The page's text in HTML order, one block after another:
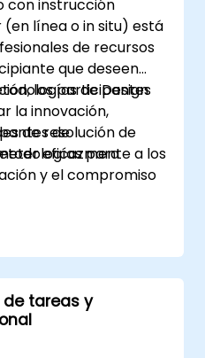
con instrucción
línea o in situ) está
de recursos
que deseen
de Design
la innovación,
de resolución de
eficazmente a los
los participantes
de
para
y el compromiso
de ideas y
desafíos
de Design Thinking a
y recursos
de tareas y